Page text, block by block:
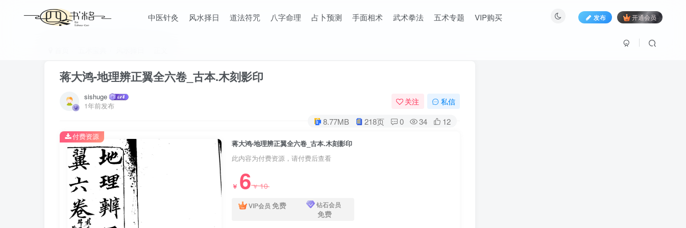
中医针灸 风水择日 道法符咒 八字命理 占卜预测 手面相术 武术拳法 五术专题 VIP购买 发布 开通会员
蒋大鸿-地理辨正翼全六卷_古本.木刻影印
sishuge
1年前发布
关注 私信
8.77MB 218页 0 34 12
蒋大鸿-地理辨正翼全六卷_古本.木刻影印
此内容为付费资源，请付费后查看
￥ 6￥10
VIP会员 免费 钻石会员
免费
付费资源